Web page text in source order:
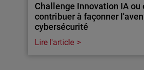
Challenge Innovation IA ou
contribuer à façonner
cybersécurité
Lire l'article